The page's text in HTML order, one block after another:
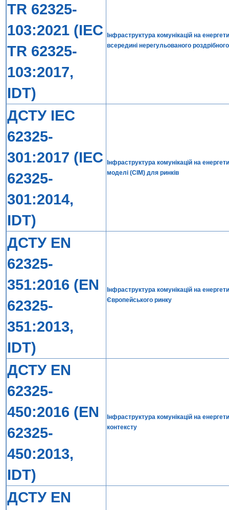
TR 62325-
103:2021 (IEC
TR 62325-
103:2017,
IDT)
Інфраструктура комунікацій на
всередині нерегульованого
ДСТУ IEC
62325-
301:2017 (IEC
62325-
301:2014,
IDT)
Інфраструктура комунікацій на
моделі (СІМ) для ринків
ДСТУ EN
62325-
351:2016 (EN
62325-
351:2013,
IDT)
Інфраструктура комунікацій на
Європейського ринку
ДСТУ EN
62325-
450:2016 (EN
62325-
450:2013,
IDT)
Інфраструктура комунікацій на
контексту
ДСТУ EN